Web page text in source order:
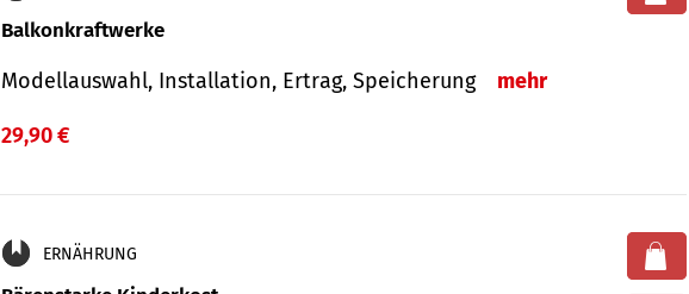
Balkonkraftwerke
Modellauswahl, Installation, Ertrag, Speicherung mehr
29,90 €
ERNÄHRUNG